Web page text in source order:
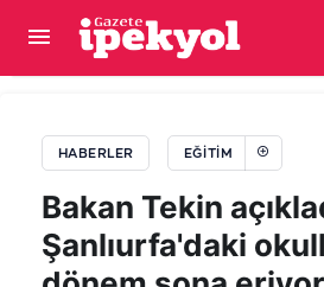
HABERLER EĞITIM
Bakan Tekin
Şanlıurfa'daki
Okullar ne zaman açılacak,